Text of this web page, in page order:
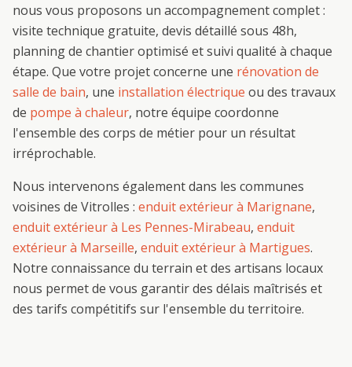
nous vous proposons un accompagnement complet :
visite technique gratuite, devis détaillé sous 48h,
planning de chantier optimisé et suivi qualité à chaque
étape. Que votre projet concerne une rénovation de
salle de bain, une installation électrique ou des travaux
de pompe à chaleur, notre équipe coordonne
l'ensemble des corps de métier pour un résultat
irréprochable.
Nous intervenons également dans les communes
voisines de Vitrolles : enduit extérieurà Marignane,
enduit extérieurà Les Pennes-Mirabeau, enduit
extérieurà Marseille, enduit extérieurà Martigues.
Notre connaissance du terrain et des artisans locaux
nous permet de vous garantir des délais maîtrisés et
des tarifs compétitifs sur l'ensemble du territoire.